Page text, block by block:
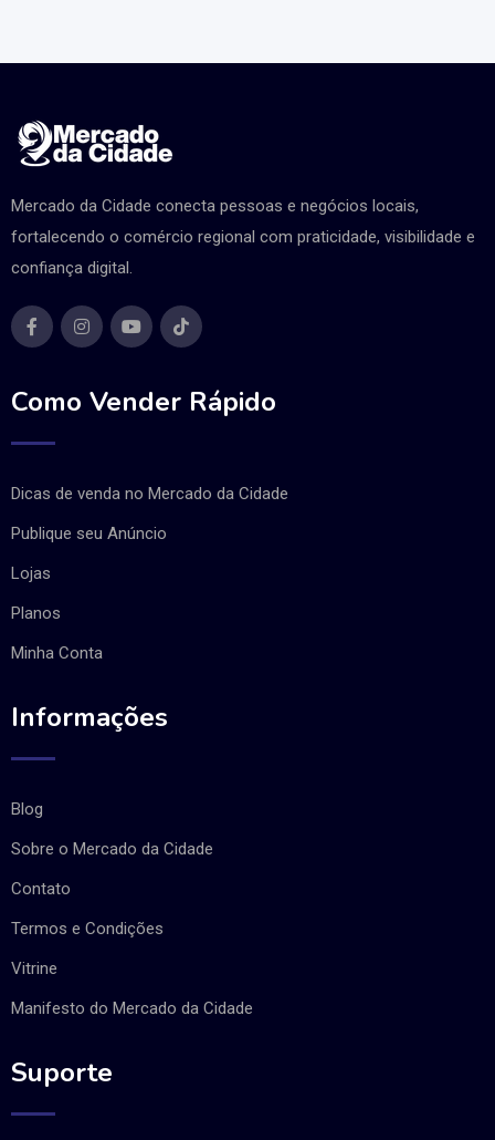
Mercado da Cidade conecta pessoas e negócios locais,
fortalecendo o comércio regional com praticidade, visibilidade e
confiança digital.
Como Vender Rápido
Dicas de venda no Mercado da Cidade
Publique seu Anúncio
Lojas
Planos
Minha Conta
Informações
Blog
Sobre o Mercado da Cidade
Contato
Termos e Condições
Vitrine
Manifesto do Mercado da Cidade
Suporte